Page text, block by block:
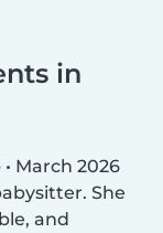
in
• March 2026
She
and